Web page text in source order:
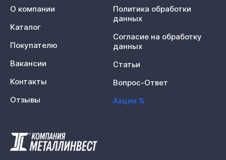
О компании
Каталог
Покупателю
Вакансии
Контакты
Отзывы
Политика обработки
данных
Согласие на обработку
данных
Статьи
Вопрос-Ответ
Акции %